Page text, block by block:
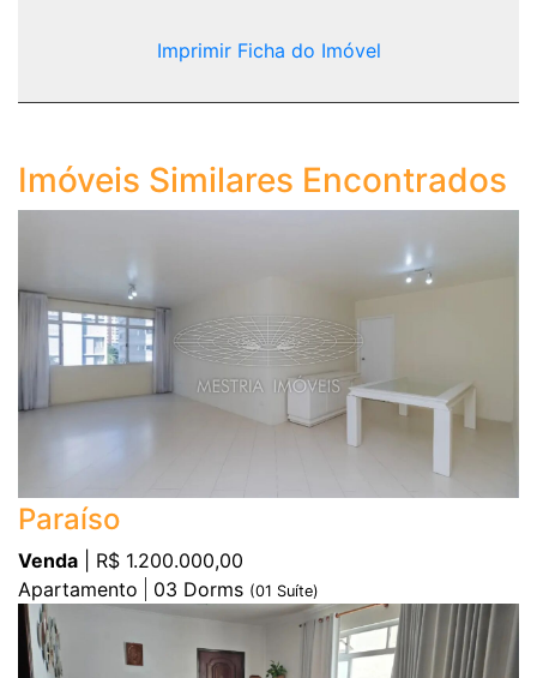
Imprimir Ficha do Imóvel
Imóveis Similares Encontrados
Paraíso
Venda | R$ 1.200.000,00
Apartamento
03 Dorms (01 Suíte)